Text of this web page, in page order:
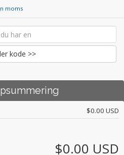
moms
kode >>
$0.00 USD
$0.00 USD